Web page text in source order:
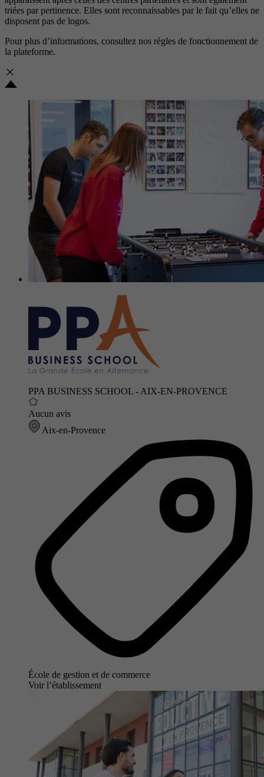
triées par pertinence. Elles sont reconnaissables par le fait qu’elles ne
disposent pas de logos.
Pour plus d’informations, consultez nos règles de fonctionnement de
la plateforme.
PPA BUSINESS SCHOOL - AIX-EN-PROVENCE
Aucun avis
Aix-en-Provence
École de gestion et de commerce
Voir l’établissement